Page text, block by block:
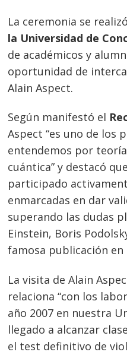
La ceremonia se
la Universidad de
de académicos y
oportunidad de
Alain Aspect.
Según manifestó el
Aspect “es uno de los
entendemos por
cuántica” y destacó
participado
enmarcadas en dar
superando las dudas
Einstein, Boris
famosa publicación en
La visita de Alain
relaciona “con los
año 2007 en nuestra
llegado a alcanzar
el test definitivo de